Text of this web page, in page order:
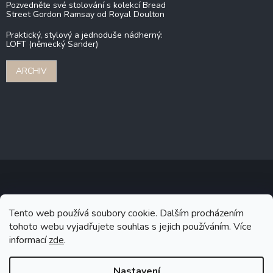
Tento web používá soubory cookie. Dalším procházením
tohoto webu vyjadřujete souhlas s jejich používáním. Více
informacízde.
Pozvedněte své stolování s kolekcí Bread
Street Gordon Ramsay od Royal Doulton
Praktický, stylový a jednoduše nádherný:
LOFT (německý Sander)
ARCHIV
Copyright 2026 Stonebridge . Všechna práva vyhrazena. Upravit
nastavení cookies
Grafický návrh vytvořil a na Shoptet implementoval
Shoptetak.cz.